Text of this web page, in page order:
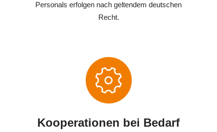
Personals erfolgen nach geltendem deutschen
Recht.
Kooperationen bei Bedarf